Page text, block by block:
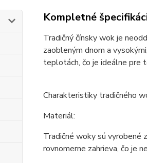
Kompletné
Tradičný čínsky wok je
zaobleným dnom a
teplotách, čo je ideálne pre
Charakteristiky tradičného
Materiál:
Tradičné woky sú vyrobené
rovnomerne zahrieva, čo je